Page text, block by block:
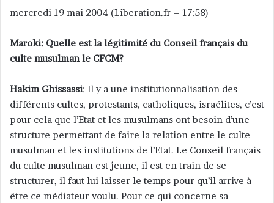
c
u
r
e
mercredi 19 mai 2004 (Liberation.fr – 17:58)
Maroki: Quelle est la légitimité du Conseil français du
culte musulman le CFCM?
Hakim Ghissassi: Il y a une institutionnalisation des
différents cultes, protestants, catholiques, israélites, c’est
pour cela que l’Etat et les musulmans ont besoin d’une
structure permettant de faire la relation entre le culte
musulman et les institutions de l’Etat. Le Conseil français
du culte musulman est jeune, il est en train de se
structurer, il faut lui laisser le temps pour qu’il arrive à
être ce médiateur voulu. Pour ce qui concerne sa